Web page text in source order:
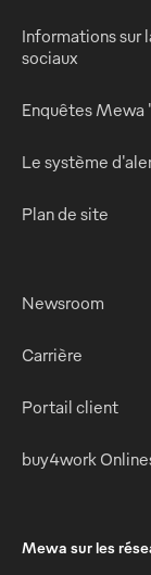
Informations sur
sociaux
Enquêtes Mewa
Le système
Plan de site
Newsroom
Carrière
Portail client
buy4work
Mewa sur les